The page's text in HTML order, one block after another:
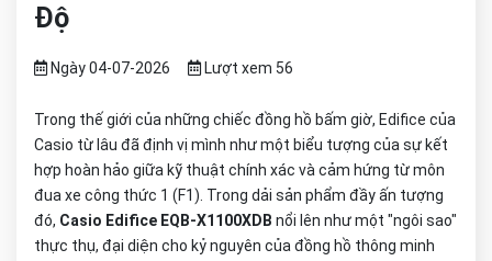
Độ
Ngày 04-07-2026 Lượt xem 56
Trong thế giới của những chiếc đồng hồ bấm giờ, Edifice của
Casio từ lâu đã định vị mình như một biểu tượng của sự kết
hợp hoàn hảo giữa kỹ thuật chính xác và cảm hứng từ môn
đua xe công thức 1 (F1). Trong dải sản phẩm đầy ấn tượng
đó, Casio Edifice EQB-X1100XDB nổi lên như một "ngôi sao"
thực thụ, đại diện cho kỷ nguyên của đồng hồ thông minh